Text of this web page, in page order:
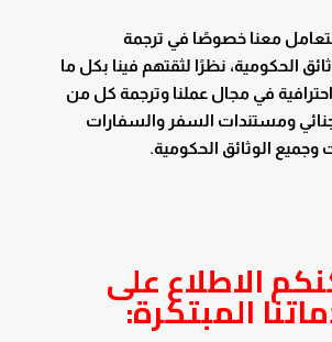
معنا خصوصًا في ترجمة
الحكومية، نظرًا لثقتهم فينا بكل ما
في مجال عملنا وترجمة كل من
ومستندات السفر والسفارات
وجميع الوثائق الحكومية.
الاطلاع على
المبتكرة: